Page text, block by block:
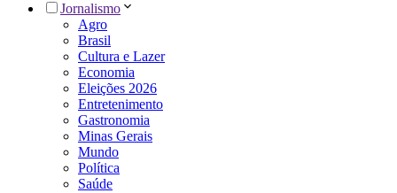
Jornalismo
Agro
Brasil
Cultura e Lazer
Economia
Eleições 2026
Entretenimento
Gastronomia
Minas Gerais
Mundo
Política
Saúde